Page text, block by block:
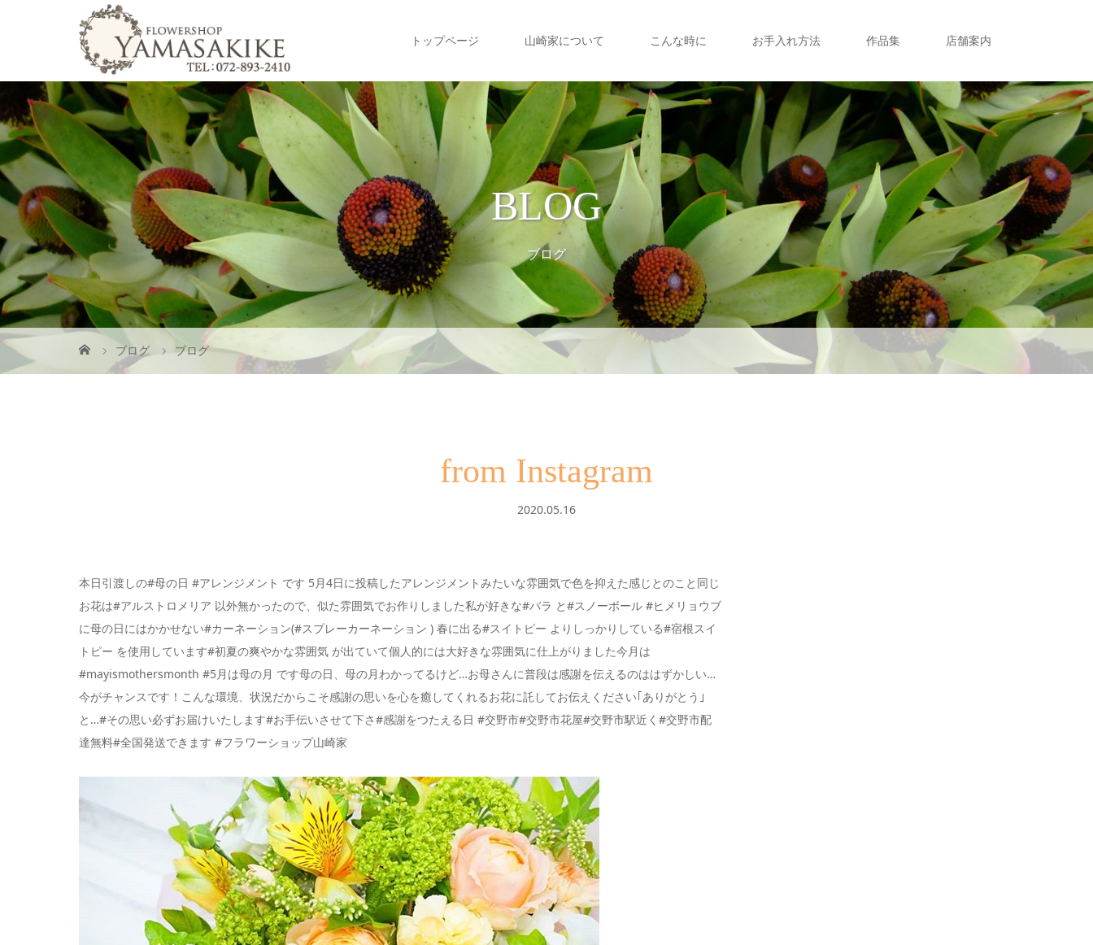
トップページ 山崎家について こんな時に お手入れ方法 作品集 店舗案内
BLOG
ブログ
ブログ ブログ
from Instagram
2020.05.16
本日引渡しの#母の日 #アレンジメント です 5月4日に投稿したアレンジメントみたいな雰囲気で色を抑えた感じとのこと同じ
お花は#アルストロメリア 以外無かったので、似た雰囲気でお作りしました私が好きな#バラ と#スノーボール #ヒメリョウブ
に母の日にはかかせない#カーネーション(#スプレーカーネーション ) 春に出る#スイトピー よりしっかりしている#宿根スイ
トピー を使用しています#初夏の爽やかな雰囲気 が出ていて個人的には大好きな雰囲気に仕上がりました今月は
#mayismothersmonth #5月は母の月 です母の日、母の月わかってるけど…お母さんに普段は感謝を伝えるのははずかしい…
今がチャンスです！こんな環境、状況だからこそ感謝の思いを心を癒してくれるお花に託してお伝えください｢ありがとう｣
と…#その思い必ずお届けいたします#お手伝いさせて下さ#感謝をつたえる日 #交野市#交野市花屋#交野市駅近く#交野市配
達無料#全国発送できます #フラワーショップ山崎家